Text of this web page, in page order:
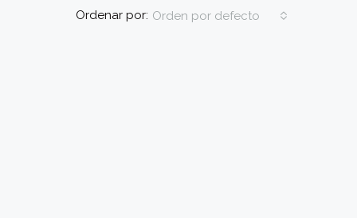
Ordenar por: Orden por defecto